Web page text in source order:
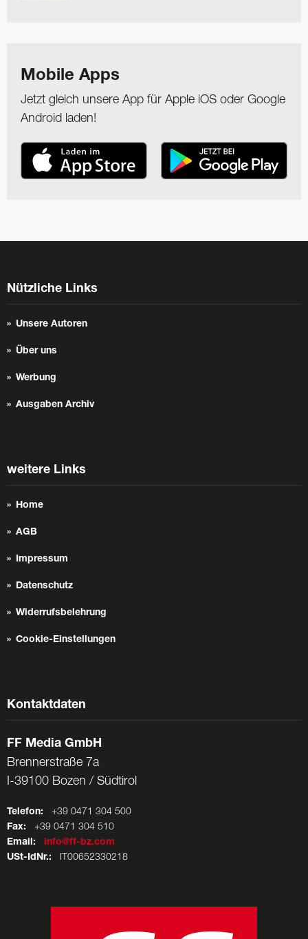
Mobile Apps
Jetzt gleich unsere App für Apple iOS oder Google
Android laden!
Nützliche Links
Unsere Autoren
Über uns
Werbung
Ausgaben Archiv
weitere Links
Home
AGB
Impressum
Datenschutz
Widerrufsbelehrung
Cookie-Einstellungen
Kontaktdaten
FF Media GmbH
Brennerstraße 7a
I-39100 Bozen / Südtirol
Telefon: +39 0471 304 500
Fax: +39 0471 304 510
Email:
info@ff-bz.com
USt-IdNr.: IT00652330218